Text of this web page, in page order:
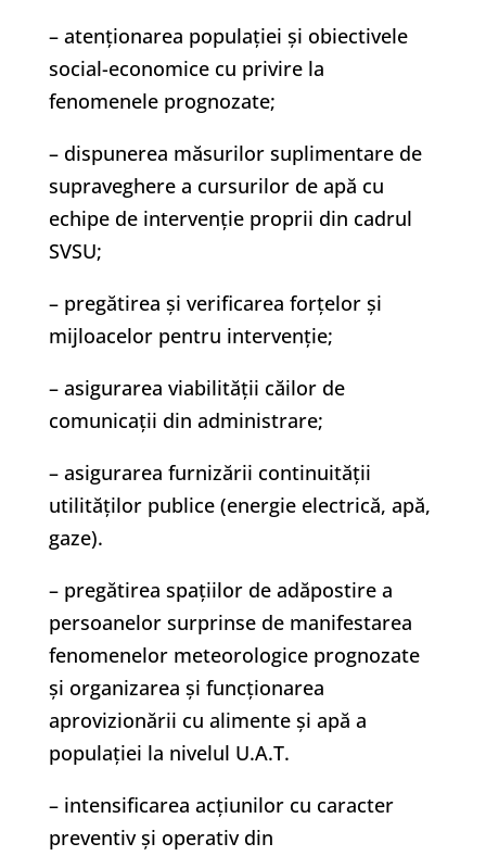
– atenționarea populației și obiectivele
social-economice cu privire la
fenomenele prognozate;
– dispunerea măsurilor suplimentare de
supraveghere a cursurilor de apă cu
echipe de intervenție proprii din cadrul
SVSU;
– pregătirea și verificarea forțelor și
mijloacelor pentru intervenție;
– asigurarea viabilității căilor de
comunicații din administrare;
– asigurarea furnizării continuității
utilităților publice (energie electrică, apă,
gaze).
– pregătirea spațiilor de adăpostire a
persoanelor surprinse de manifestarea
fenomenelor meteorologice prognozate
și organizarea și funcționarea
aprovizionării cu alimente și apă a
populației la nivelul U.A.T.
– intensificarea acțiunilor cu caracter
preventiv și operativ din